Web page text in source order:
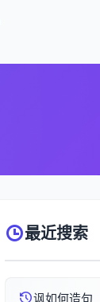
最近搜索
讽如何造句